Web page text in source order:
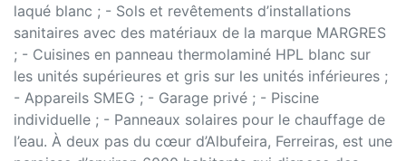
laqué blanc ; - Sols et revêtements d’installations
sanitaires avec des matériaux de la marque MARGRES
; - Cuisines en panneau thermolaminé HPL blanc sur
les unités supérieures et gris sur les unités inférieures ;
- Appareils SMEG ; - Garage privé ; - Piscine
individuelle ; - Panneaux solaires pour le chauffage de
l’eau. À deux pas du cœur d’Albufeira, Ferreiras, est une